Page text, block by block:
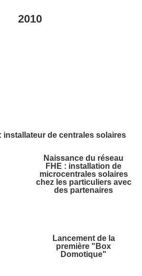
2010
installateur de centrales solaires
Naissance du réseau
FHE : installation de
microcentrales solaires
chez les particuliers avec
des partenaires
Lancement de la
première "Box
Domotique"​